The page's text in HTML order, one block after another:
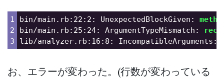
1
2
bin/main.rb:22:2: UnexpectedBlockGiven:
bin/main.rb:25:24: ArgumentTypeMismatch:
lib/analyzer.rb:16:8: IncompatibleArguments:
お、エラーが変わった。(行数が変わっている